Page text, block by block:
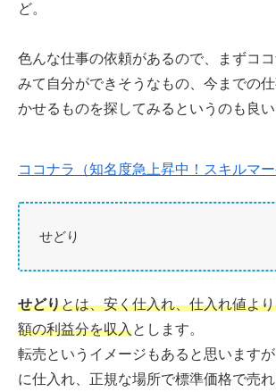
ど。
色んな仕事の依頼があるので、まずコ
みて自分ができそうなもの、今までの
かせるものを探してみるというのも良い
ココナラ（知名度急上昇中！スキルマー
せどり
せどりとは、安く仕入れ、仕入れ値よ
額の利益分を収入とします。
転売というイメージもあると思います
に仕入れ、正規な場所で標準価格で売れ